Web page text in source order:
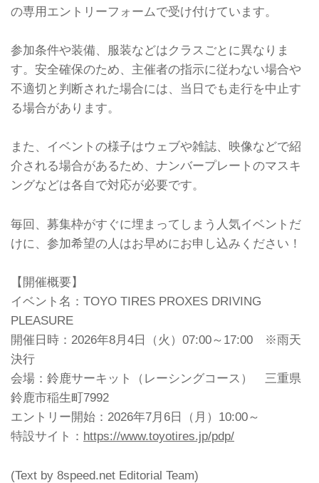
の専用エントリーフォームで受け付けています。
参加条件や装備、服装などはクラスごとに異なりま
す。安全確保のため、主催者の指示に従わない場合や
不適切と判断された場合には、当日でも走行を中止す
る場合があります。
また、イベントの様子はウェブや雑誌、映像などで紹
介される場合があるため、ナンバープレートのマスキ
ングなどは各自で対応が必要です。
毎回、募集枠がすぐに埋まってしまう人気イベントだ
けに、参加希望の人はお早めにお申し込みください！
【開催概要】
イベント名：TOYO TIRES PROXES DRIVING
PLEASURE
開催日時：2026年8⽉4⽇（火）07:00～17:00 ※雨天
決行
会場：鈴鹿サーキット（レーシングコース） 三重県
鈴鹿市稲生町7992
エントリー開始：2026年7月6日（月）10:00～
特設サイト： https://www.toyotires.jp/pdp/
(Text by 8speed.net Editorial Team)